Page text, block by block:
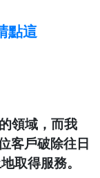
點這
領域，而我
客戶破除往日
取得服務。